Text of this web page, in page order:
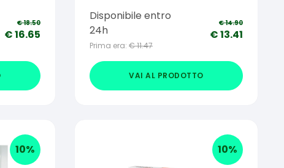
€18.50
€16.65
Disponibile entro
24h
Prima era: €11.47
€14.90
€13.41
VAI AL PRODOTTO
10% 10%